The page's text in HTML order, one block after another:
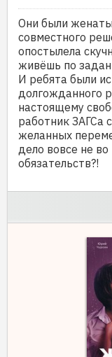
Они были
совместного
опостылела
живёшь по
И ребята были
долгожданного
настоящему
работник ЗАГСа
желанных
дело вовсе не
обязательств?!